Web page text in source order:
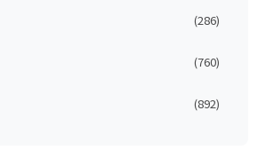
(286)
(760)
(892)